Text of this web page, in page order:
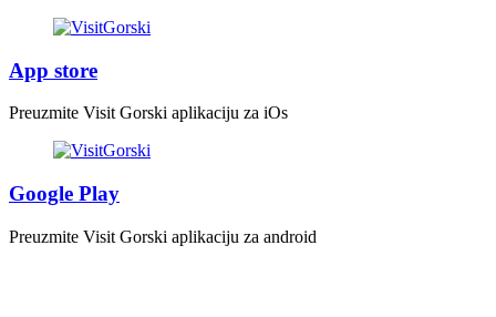
App store
Preuzmite Visit Gorski aplikaciju za iOs
Google Play
Preuzmite Visit Gorski aplikaciju za android